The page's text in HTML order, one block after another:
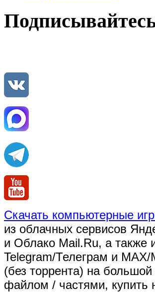
Скачать компьютерные
из облачных сервисов
и Облако Mail.Ru, а также
Telegram/Телеграм и
(без торрента) на большой
файлом / частями, купить